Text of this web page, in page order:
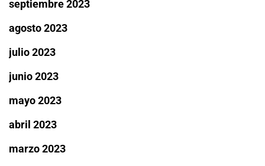
septiembre 2023
agosto 2023
julio 2023
junio 2023
mayo 2023
abril 2023
marzo 2023